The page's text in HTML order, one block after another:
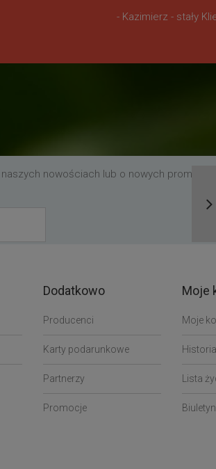
- Kazimierz - stały
nowościach lub o nowych
Dodatkowo
Producenci
Karty podarunkowe
Partnerzy
Promocje
Moje
Moje
Lista
Biuletyn